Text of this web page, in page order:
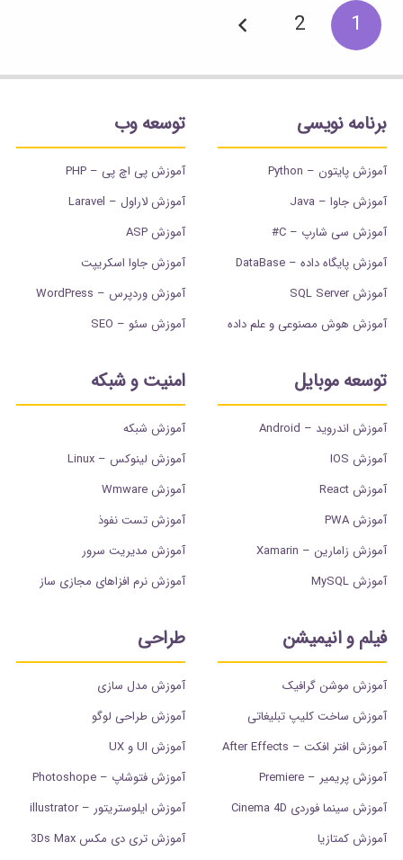
1
2
برنامه نویسی
آموزش پایتون – Python
آموزش جاوا – Java
آموزش سی شارپ – C#
آموزش پایگاه داده – DataBase
آموزش SQL Server
آموزش هوش مصنوعی و علم داده
توسعه وب
آموزش پی اچ پی – PHP
آموزش لاراول – Laravel
آموزش ASP
آموزش جاوا اسکریپت
آموزش وردپرس – WordPress
آموزش سئو – SEO
توسعه موبایل
آموزش اندروید – Android
آموزش IOS
آموزش React
آموزش PWA
آموزش زامارین – Xamarin
آموزش MySQL
امنیت و شبکه
آموزش شبکه
آموزش لینوکس – Linux
آموزش Wmware
آموزش تست نفوذ
آموزش مدیریت سرور
آموزش نرم افزاهای مجازی ساز
فیلم و انیمیشن
آموزش موشن گرافیک
آموزش ساخت کلیپ تبلیغاتی
آموزش افتر افکت – After Effects
آموزش پریمیر – Premiere
آموزش سینما فوردی Cinema 4D
آموزش کمتازیا
طراحی
آموزش مدل سازی
آموزش طراحی لوگو
آموزش UI و UX
آموزش فتوشاپ – Photoshope
آموزش ایلوستریتور – illustrator
آموزش تری دی مکس 3Ds Max